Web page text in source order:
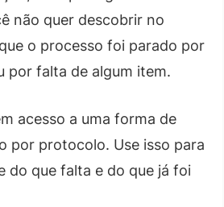
não quer descobrir no
o processo foi parado por
por falta de algum item.
acesso a uma forma de
por protocolo. Use isso para
do que falta e do que já foi